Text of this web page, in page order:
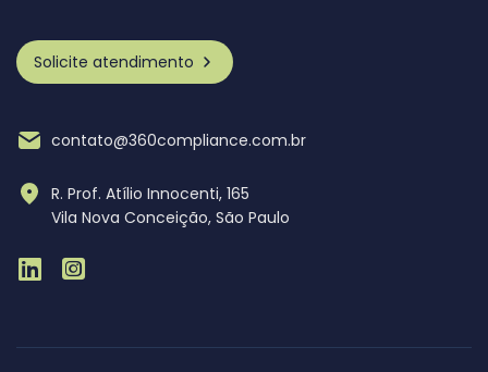
Solicite atendimento
contato@360compliance.com.br
R. Prof. Atílio Innocenti, 165
Vila Nova Conceição, São Paulo